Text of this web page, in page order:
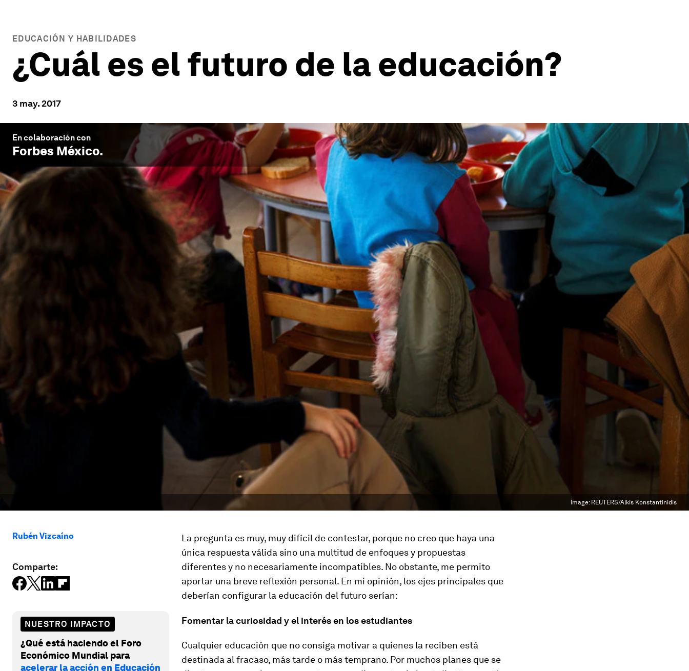
EDUCACIÓN Y HABILIDADES
¿Cuál es el futuro de la educación?
3 may. 2017
En colaboración con
Forbes México.
Image: REUTERS/Alkis Konstantinidis
Rubén Vizcaíno
Comparte:
NUESTRO IMPACTO
¿Qué está haciendo el Foro
Económico Mundial para
acelerar la acción en Educación
La pregunta es muy, muy difícil de contestar, porque no creo que haya una
única respuesta válida sino una multitud de enfoques y propuestas
diferentes y no necesariamente incompatibles. No obstante, me permito
aportar una breve reflexión personal. En mi opinión, los ejes principales que
deberían configurar la educación del futuro serían:
Fomentar la curiosidad y el interés en los estudiantes
Cualquier educación que no consiga motivar a quienes la reciben está
destinada al fracaso, más tarde o más temprano. Por muchos planes que se